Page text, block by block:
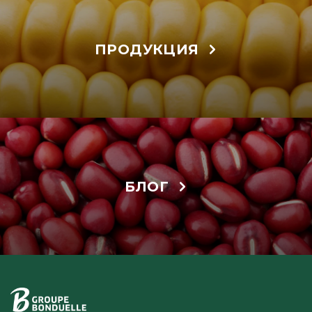
ПРОДУКЦИЯ
БЛОГ